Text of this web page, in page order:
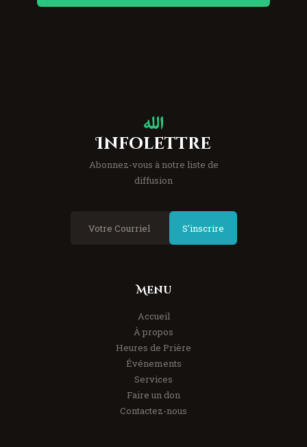
Infolettre
Abonnez-vous à notre liste de
diffusion
S'inscrire
Menu
Accueil
À propos
Heures de Prière
Événements
Services
Faire un don
Contactez-nous